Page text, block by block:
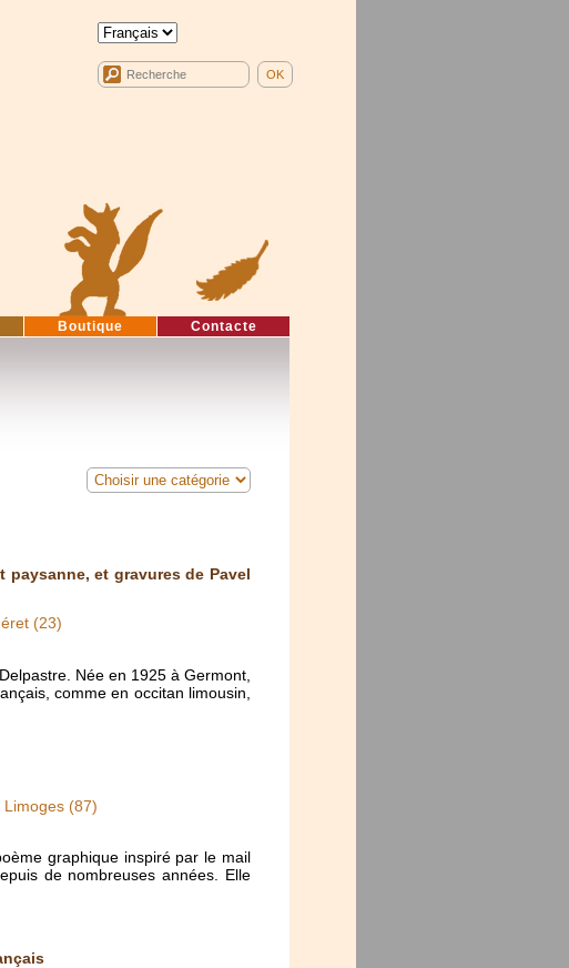
Boutique Contacte
paysanne, et gravures de Pavel
(23)
Née en 1925 à Germont,
comme en occitan limousin,
(87)
graphique inspiré par le mail
de nombreuses années. Elle